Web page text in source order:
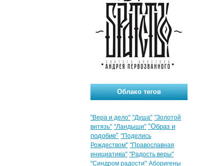
Облако тегов
"Вера и дело" "Душа" "Золотой
витязь" "Ландыши" "Образ и
подобие" "Поделись
Рождеством" "Православная
инициатива" "Радость веры"
"Синдром радости" Аборигены